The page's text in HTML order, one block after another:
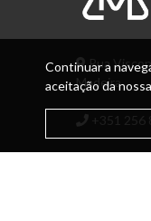
Rua
Madeira
+351 256
Continuar a
aceitação da